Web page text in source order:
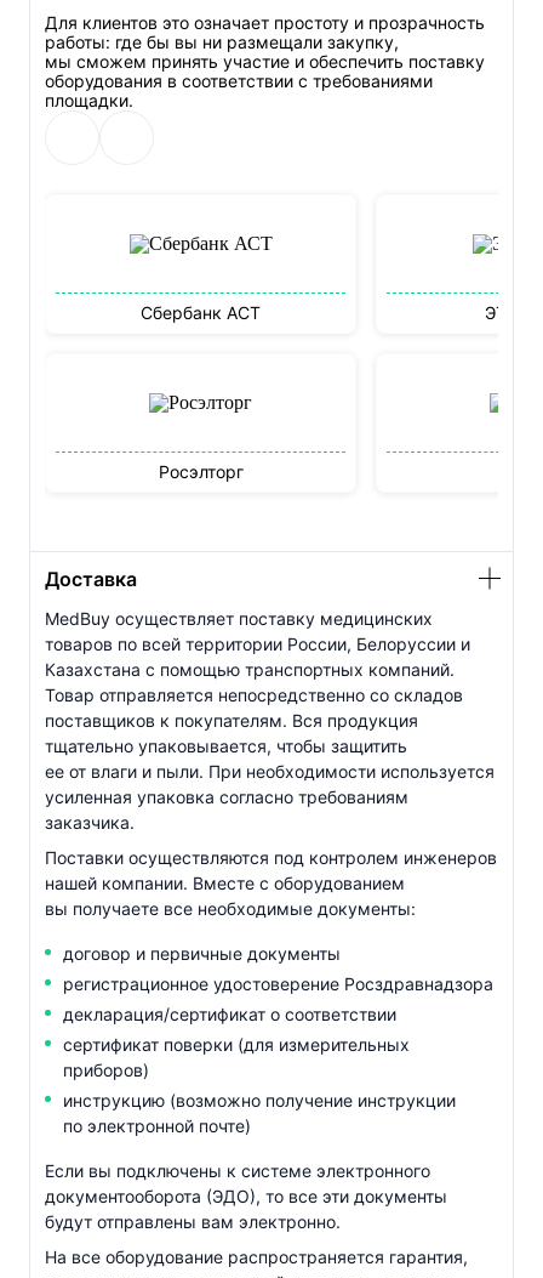
Для клиентов это означает простоту и прозрачность
работы: где бы вы ни размещали закупку,
мы сможем принять участие и обеспечить поставку
оборудования в соответствии с требованиями
площадки.
Сбербанк АСТ
Росэлторг
ЭТП
Доставка
MedBuy осуществляет поставку медицинских
товаров по всей территории России, Белоруссии и
Казахстана с помощью транспортных компаний.
Товар отправляется непосредственно со складов
поставщиков к покупателям. Вся продукция
тщательно упаковывается, чтобы защитить
ее от влаги и пыли. При необходимости используется
усиленная упаковка согласно требованиям
заказчика.
Поставки осуществляются под контролем инженеров
нашей компании. Вместе с оборудованием
вы получаете все необходимые документы:
договор и первичные документы
регистрационное удостоверение Росздравнадзора
декларация/сертификат о соответствии
сертификат поверки (для измерительных
приборов)
инструкцию (возможно получение инструкции
по электронной почте)
Если вы подключены к системе электронного
документооборота (ЭДО), то все эти документы
будут отправлены вам электронно.
На все оборудование распространяется гарантия,